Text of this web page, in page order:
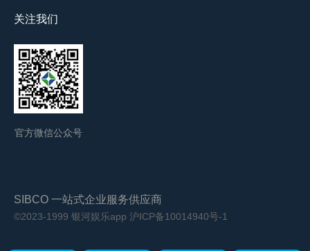
关注我们
官方微信公众号
SIBCO 一站式企业服务供应商
©2023-1999 银河娱乐app 沪ICP备10014940号-1